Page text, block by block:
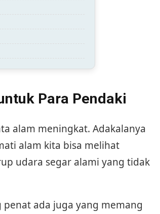
Para Pendaki
alam meningkat. Adakalanya
alam kita bisa melihat
udara segar alami yang tidak
ada juga yang memang